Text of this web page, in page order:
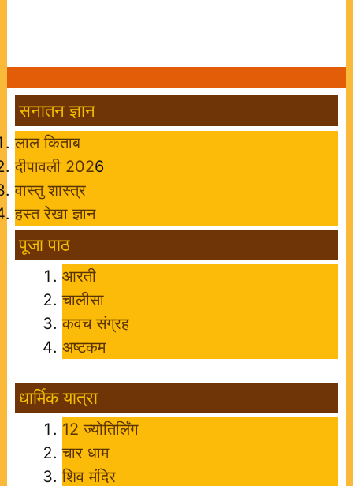
सनातन ज्ञान
लाल किताब
दीपावली 2026
वास्तु शास्त्र
हस्त रेखा ज्ञान
पूजा पाठ
आरती
चालीसा
कवच संग्रह
अष्टकम
धार्मिक यात्रा
12 ज्योतिर्लिंग
चार धाम
शिव मंदिर